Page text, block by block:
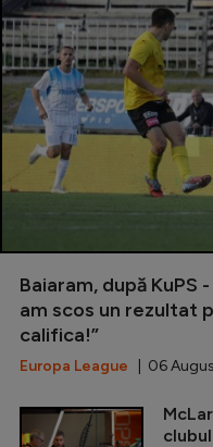
Baiaram, după KuPS
am scos un rezultat
califica!”
Europa League | 06